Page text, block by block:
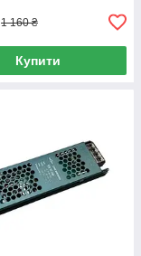
1 160 ₴
Купити